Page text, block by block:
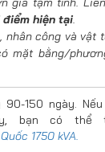
điểm hiện tại.
nhân công và vật
mặt bằng/
90-150 ngày.
bạn có thể
1750 kVA.